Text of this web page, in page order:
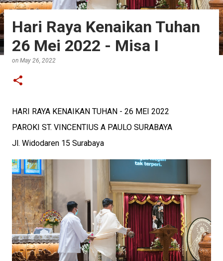
Hari Raya Kenaikan Tuhan
26 Mei 2022 - Misa I
on May 26, 2022
HARI RAYA KENAIKAN TUHAN - 26 MEI 2022
PAROKI ST. VINCENTIUS A PAULO SURABAYA
Jl. Widodaren 15 Surabaya